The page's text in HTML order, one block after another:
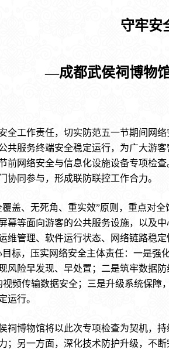
守牢安
—成都武侯祠博物
工作责任，切实防范五一节期间网络
共服务终端安全稳定运行，为广大游
前网络安全与信息化设施设备专项检
协同参与，形成联防联控工作合力。
、无死角、重实效”原则，重点对全
幕等面向游客的公共服务设施，以及
维管理、软件运行状态、网络链路稳
目标，压实网络安全主体责任：一是
风险早发现、早处置；二是筑牢数据
频传输数据安全；三是升级系统保
运行。
博物馆将以此次专项检查为契机，持
；另一方面，深化技术防护升级，不